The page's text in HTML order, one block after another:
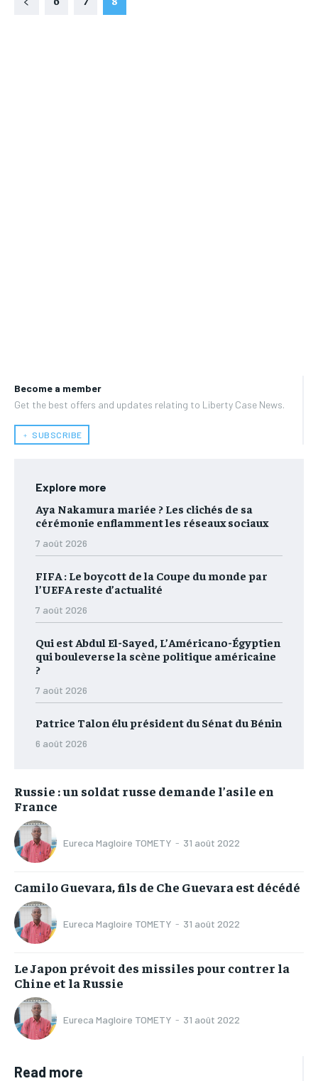
Become a member
Get the best offers and updates relating to Liberty Case News.
﹢ SUBSCRIBE
Explore more
Aya Nakamura mariée ? Les clichés de sa
cérémonie enflamment les réseaux sociaux
7 août 2026
FIFA : Le boycott de la Coupe du monde par
l’UEFA reste d’actualité
7 août 2026
Qui est Abdul El-Sayed, L’Américano-Égyptien
qui bouleverse la scène politique américaine
?
7 août 2026
Patrice Talon élu président du Sénat du Bénin
6 août 2026
Russie : un soldat russe demande l’asile en
France
Eureca Magloire TOMETY - 31 août 2022
Camilo Guevara, fils de Che Guevara est décédé
Eureca Magloire TOMETY - 31 août 2022
Le Japon prévoit des missiles pour contrer la
Chine et la Russie
Eureca Magloire TOMETY - 31 août 2022
Read more